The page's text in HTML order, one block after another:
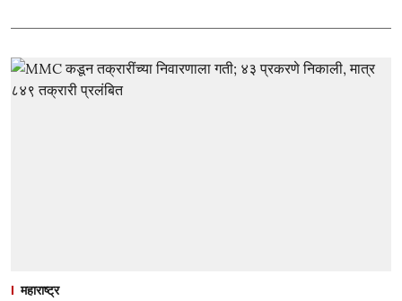
महाराष्ट्र